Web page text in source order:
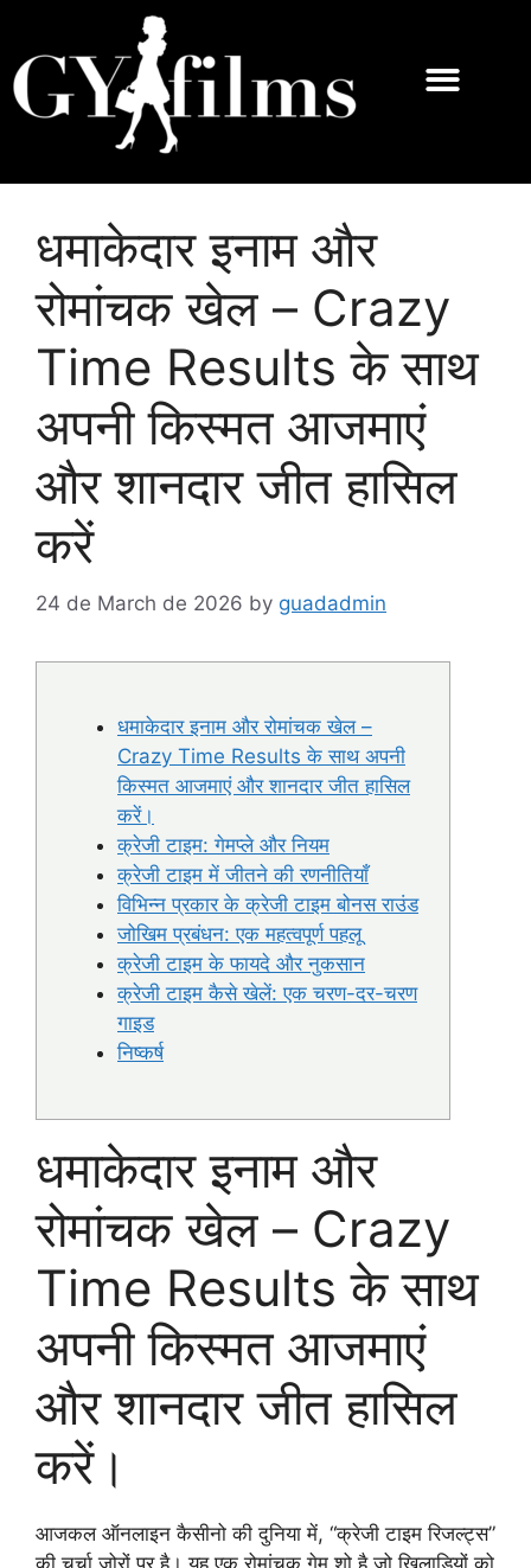
धमाकेदार इनाम और
रोमांचक खेल – Crazy
Time Results के साथ
अपनी किस्मत आजमाएं
और शानदार जीत हासिल
करें
24 de March de 2026 by guadadmin
धमाकेदार इनाम और रोमांचक खेल –
Crazy Time Results के साथ अपनी
किस्मत आजमाएं और शानदार जीत हासिल
करें।
क्रेजी टाइम: गेमप्ले और नियम
क्रेजी टाइम में जीतने की रणनीतियाँ
विभिन्न प्रकार के क्रेजी टाइम बोनस राउंड
जोखिम प्रबंधन: एक महत्वपूर्ण पहलू
क्रेजी टाइम के फायदे और नुकसान
क्रेजी टाइम कैसे खेलें: एक चरण-दर-चरण
गाइड
निष्कर्ष
धमाकेदार इनाम और
रोमांचक खेल – Crazy
Time Results के साथ
अपनी किस्मत आजमाएं
और शानदार जीत हासिल
करें।
आजकल ऑनलाइन कैसीनो की दुनिया में, “क्रेजी टाइम रिजल्ट्स”
की चर्चा ज़ोरों पर है। यह एक रोमांचक गेम शो है जो खिलाड़ियों को